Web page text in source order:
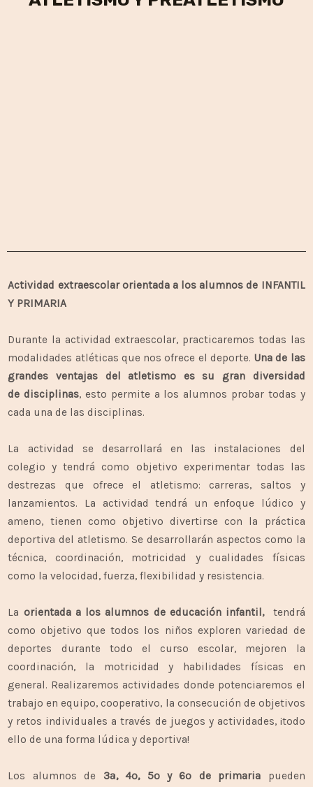
Actividad extraescolar orientada a los alumnos de INFANTIL
Y PRIMARIA
Durante la actividad extraescolar, practicaremos todas las
modalidades atléticas que nos ofrece el deporte. Una de las
grandes ventajas del atletismo es su gran diversidad
dedisciplinas, esto permite a los alumnos probar todas y
cada una de lasdisciplinas.
La actividad se desarrollará en las instalaciones del
colegio y tendrá como objetivo experimentar todas las
destrezas que ofrece el atletismo: carreras, saltos y
lanzamientos. La actividad tendrá un enfoque lúdico y
ameno, tienen como objetivo divertirse con la práctica
deportiva del atletismo. Se desarrollarán aspectos como la
técnica, coordinación, motricidad y cualidades físicas
como la velocidad, fuerza, flexibilidad y resistencia.
La orientada a los alumnos de educación infantil, tendrá
como objetivo que todos los niños exploren variedad de
deportes durante todo el curso escolar, mejoren la
coordinación, la motricidad y habilidades físicas en
general. Realizaremos actividades donde potenciaremos el
trabajo en equipo, cooperativo, la consecución de objetivos
y retos individuales a través de juegos y actividades, ¡todo
ello de una forma lúdica y deportiva!
Los alumnos de 3ª, 4º, 5º y 6º de primaria pueden